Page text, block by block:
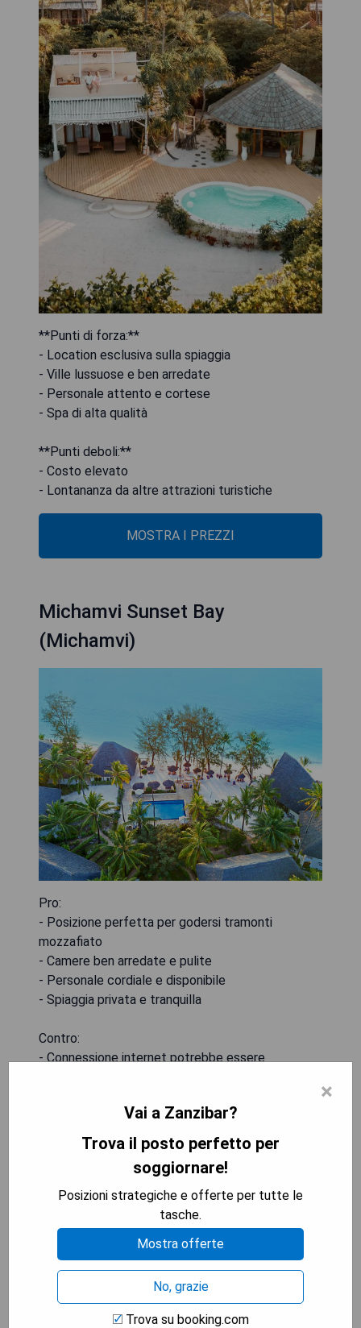
**Punti di forza:**
- Location esclusiva sulla spiaggia
- Ville lussuose e ben arredate
- Personale attento e cortese
- Spa di alta qualità
**Punti deboli:**
- Costo elevato
- Lontananza da altre attrazioni turistiche
MOSTRA I PREZZI
Michamvi Sunset Bay
(Michamvi)
Pro:
- Posizione perfetta per godersi tramonti
mozzafiato
- Camere ben arredate e pulite
- Personale cordiale e disponibile
- Spiaggia privata e tranquilla
Contro:
- Connessione internet potrebbe essere
manutenzione da fare
MOSTRA I PREZZI
Tikitam Palms Boutique Hotel
×
Vai a Zanzibar?
Trova il posto perfetto per
soggiornare!
Posizioni strategiche e offerte per tutte le
tasche.
Mostra offerte
No, grazie
Trova su booking.com